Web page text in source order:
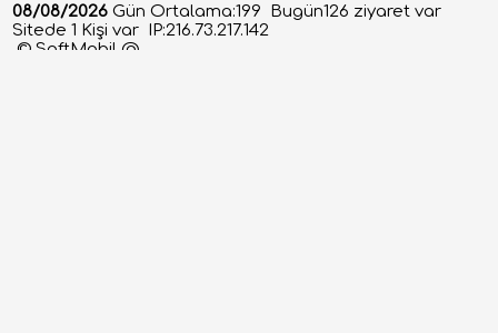
08/08/2026 Gün Ortalama:199 Bugün126 ziyaret var
Sitede 1 Kişi var IP:216.73.217.142
© SoftMobil @